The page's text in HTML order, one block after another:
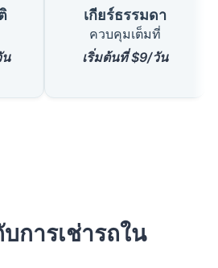
เกียร์ธรรมดา
ควบคุมเต็มที่
เริ่มต้นที่ $9/วัน
บการเช่ารถใน